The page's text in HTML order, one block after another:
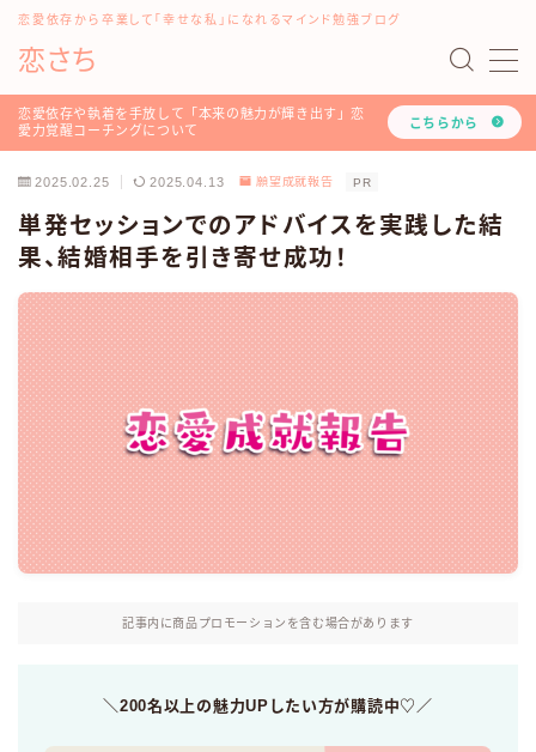
恋さち
恋愛依存から卒業して「幸せな私」になれるマインド勉強ブログ
#16198 (タイトルなし)
「どうして私はいつも愛されないの？」を解決する『恋
愛認知力アップ！LINEレッスン』について
細について
お問い合わせ
このブログと恋愛コーチみらいのプロフィール
ツラい恋愛依存や執着を手放し、幸せな人生を叶える！
恋愛力覚醒コーチングについて
トップページ
プライバシーポリシー
利用規約
恋愛・LINE依存から卒業したいあなたへ
有料記事の決済完了ページ
運営者情報
恋愛依存や執着を手放して「本来の魅力が輝き出す」恋
愛力覚醒コーチングについて
こちらから
2025.02.25 2025.04.13 願望成就報告 PR
単発セッションでのアドバイスを実践した結
果、結婚相手を引き寄せ成功！
記事内に商品プロモーションを含む場合があります
＼200名以上の魅力UPしたい方が購読中♡／